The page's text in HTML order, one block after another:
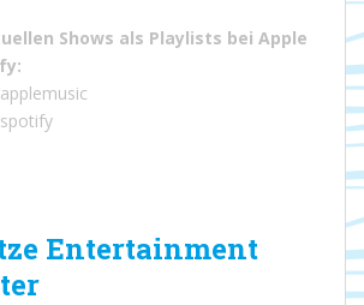
Shows als Playlists bei Apple
:
Entertainment